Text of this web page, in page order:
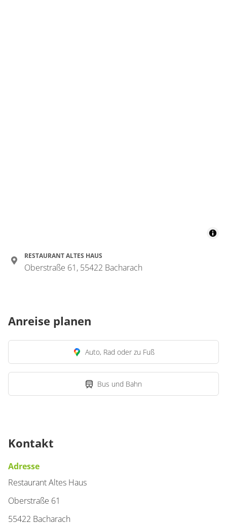
RESTAURANT ALTES HAUS
Oberstraße 61, 55422 Bacharach
Anreise planen
Auto, Rad oder zu Fuß
Bus und Bahn
Kontakt
Adresse
Restaurant Altes Haus
Oberstraße 61
55422 Bacharach